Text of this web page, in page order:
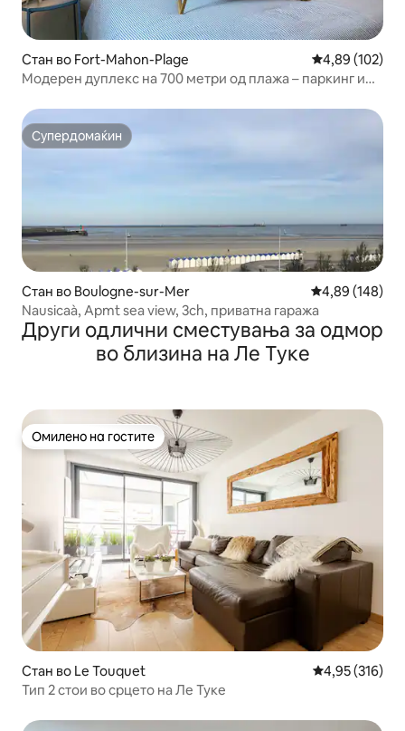
Стан во Fort-Mahon-Plage Просечна
4,89 (102)
Модерен дуплекс на 700 метри од плажа – паркинг и
Супердомаќин
Супердомаќин
Стан во Boulogne-sur-Mer Просечна
4,89 (148)
Nausicaà, Apmt sea view, 3ch, приватна гаража
Други одлични сместувања за одмор
во близина на Ле Туке
Омилено на гостите
Омилено на гостите
Стан во Le Touquet Просечна
4,95 (316)
Тип 2 стои во срцето на Ле Туке